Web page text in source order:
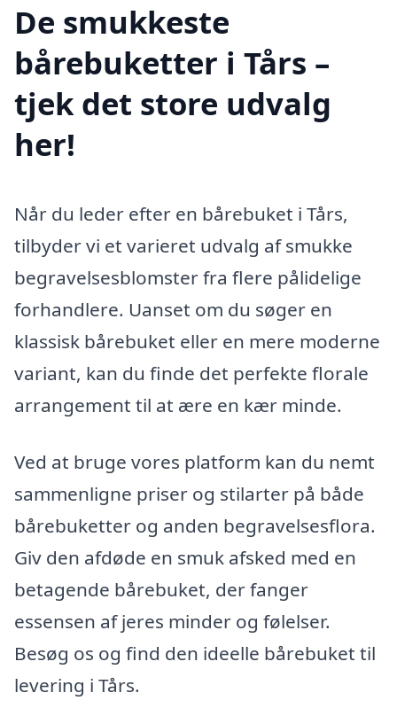
De smukkeste
bårebuketter i Tårs –
tjek det store udvalg
her!
Når du leder efter en bårebuket i Tårs,
tilbyder vi et varieret udvalg af smukke
begravelsesblomster fra flere pålidelige
forhandlere. Uanset om du søger en
klassisk bårebuket eller en mere moderne
variant, kan du finde det perfekte florale
arrangement til at ære en kær minde.
Ved at bruge vores platform kan du nemt
sammenligne priser og stilarter på både
bårebuketter og anden begravelsesflora.
Giv den afdøde en smuk afsked med en
betagende bårebuket, der fanger
essensen af jeres minder og følelser.
Besøg os og find den ideelle bårebuket til
levering i Tårs.